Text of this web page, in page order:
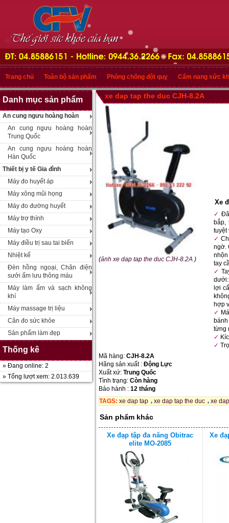
Trang chủ Toàn bộ sản phẩm Phòng chống đột quỵ Cẩm nang sức
Danh mục sản phẩm
An cung ngưu hoàng hoàn
An cung ngưu hoàng hoàn
Trung Quốc
An cung ngưu hoàng hoàn
Hàn Quốc
Thiết bị y tế Gia đình
Máy đo huyết áp
Máy xông mũi họng
Máy đo đường huyết
Máy trợ thính
Máy tạo Oxy
Máy điều trị sau tai biến
Nhiệt kế
Đèn hồng ngoại, Chăn điện
sưởi ấm lưu thông máu
Máy làm ẩm và sạch không
khí
Máy massage trị liệu
Cân đo sức khỏe
Sản phẩm làm đẹp
Thống kê
» Đang online: 2
» Tổng lượt xem: 2.013.639
xe dap tap the duc CJH-8.2A
(ảnh xe dap tap the duc CJH-8.2A )
Xe
bắp,
tuyệt
ngờ.
tay
dưới:
lợi
hợp
từng
Mã hàng: CJH-8.2A
Hãng sản xuất : Động Lực
Xuất xứ: Trung Quốc
Tình trạng: Còn hàng
Bảo hành : 12 tháng
TAGS: xe dap tap xe dap tap the duc xe
Sản phẩm khác
Xe đạp tập đa năng Obitrac
elite MO-2085
Xe